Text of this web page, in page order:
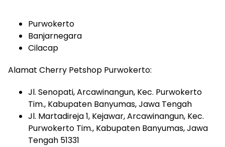
Purwokerto
Banjarnegara
Cilacap
Alamat Cherry Petshop Purwokerto:
Jl. Senopati, Arcawinangun, Kec. Purwokerto
Tim., Kabupaten Banyumas, Jawa Tengah
Jl. Martadireja 1, Kejawar, Arcawinangun, Kec.
Purwokerto Tim., Kabupaten Banyumas, Jawa
Tengah 51331